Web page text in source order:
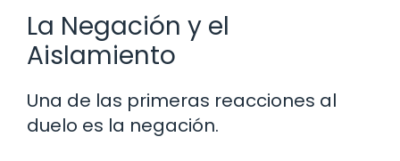
La Negación y el
Aislamiento
Una de las primeras reacciones al
duelo es la negación.